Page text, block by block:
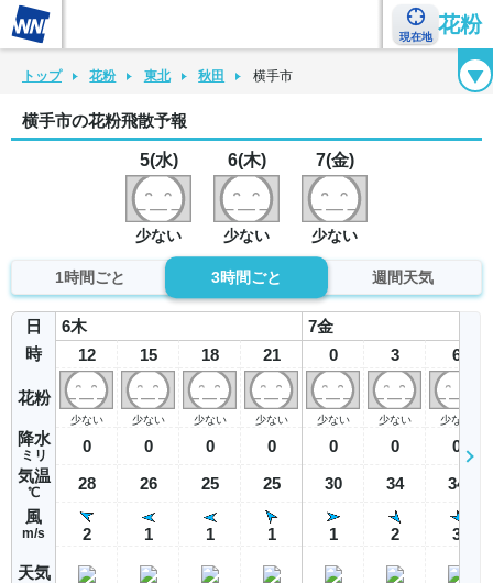
現在地
花粉
花粉カレンダー 花粉図鑑 花粉症チェックシート 花粉症ハンドブック
トップ 花粉 東北 秋田 横手市
横手市の花粉飛散予報
5(水)
少ない
6(木)
少ない
7(金)
少ない
1時間ごと 3時間ごと 週間天気
日
時
花粉
降水
ミリ
気温
℃
風
m/s
天気
6木
12
少ない
0
28
2
15
少ない
0
26
1
18
少ない
0
25
1
21
少ない
0
25
1
7金
0
少ない
0
30
1
3
少ない
0
34
2
6
少ない
0
34
3